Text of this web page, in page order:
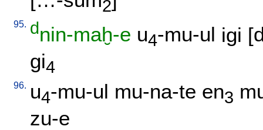
2
95. dnin-maḫ-e u4-mu-ul igi [
gi4
96. u4-mu-ul mu-na-te en3
zu-e